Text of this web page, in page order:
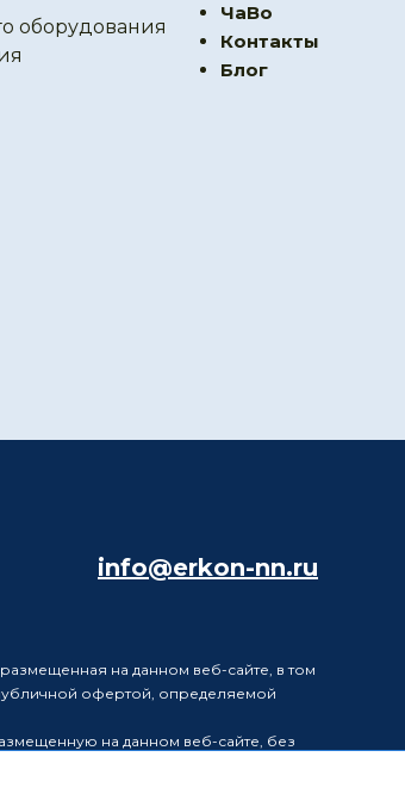
оборудования
ЧаВо
Контакты
Блог
info@erkon-nn.ru
на данном веб-сайте, в том
офертой, определяемой
на данном веб-сайте, без